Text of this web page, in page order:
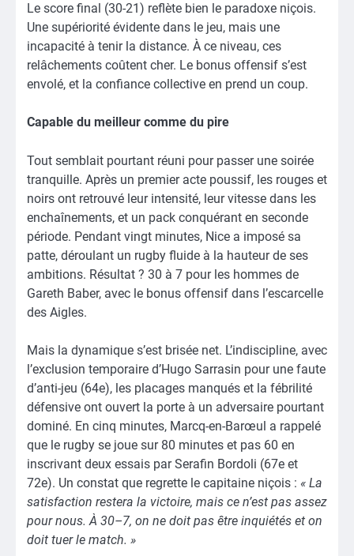
Le score final (30-21) reflète bien le paradoxe niçois.
Une supériorité évidente dans le jeu, mais une
incapacité à tenir la distance. À ce niveau, ces
relâchements coûtent cher. Le bonus offensif s’est
envolé, et la confiance collective en prend un coup.
Capable du meilleur comme du pire
Tout semblait pourtant réuni pour passer une soirée
tranquille. Après un premier acte poussif, les rouges et
noirs ont retrouvé leur intensité, leur vitesse dans les
enchaînements, et un pack conquérant en seconde
période. Pendant vingt minutes, Nice a imposé sa
patte, déroulant un rugby fluide à la hauteur de ses
ambitions. Résultat ? 30 à 7 pour les hommes de
Gareth Baber, avec le bonus offensif dans l’escarcelle
des Aigles.
Mais la dynamique s’est brisée net. L’indiscipline, avec
l’exclusion temporaire d’Hugo Sarrasin pour une faute
d’anti-jeu (64e), les placages manqués et la fébrilité
défensive ont ouvert la porte à un adversaire pourtant
dominé. En cinq minutes, Marcq-en-Barœul a rappelé
que le rugby se joue sur 80 minutes et pas 60 en
inscrivant deux essais par Serafin Bordoli (67e et
72e). Un constat que regrette le capitaine niçois : « La
satisfaction restera la victoire, mais ce n’est pas assez
pour nous. À 30–7, on ne doit pas être inquiétés et on
doit tuer le match. »